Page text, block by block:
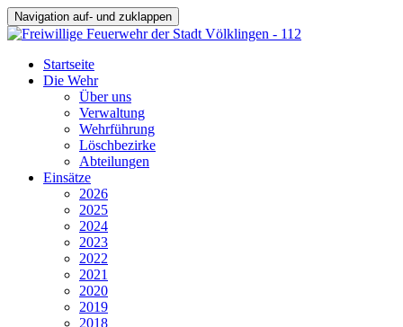
Navigation auf- und zuklappen
Startseite
Die Wehr
Über uns
Verwaltung
Wehrführung
Löschbezirke
Abteilungen
Einsätze
2026
2025
2024
2023
2022
2021
2020
2019
2018